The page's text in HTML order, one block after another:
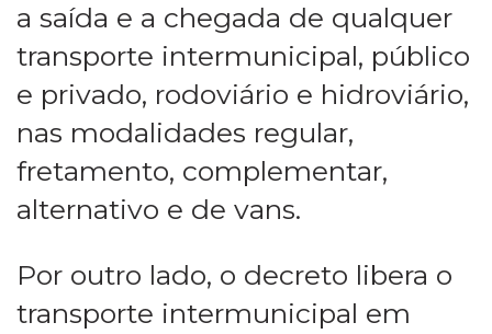
a saída e a chegada de qualquer
transporte intermunicipal, público
e privado, rodoviário e hidroviário,
nas modalidades regular,
fretamento, complementar,
alternativo e de vans.
Por outro lado, o decreto libera o
transporte intermunicipal em